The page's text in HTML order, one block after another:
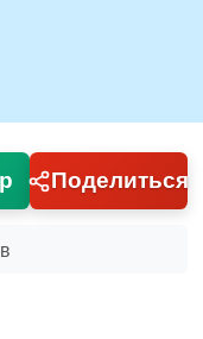
Поделиться